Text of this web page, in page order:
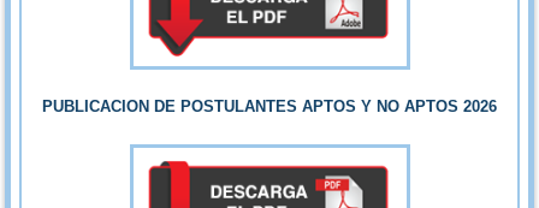
PUBLICACION DE POSTULANTES APTOS Y NO APTOS 2026